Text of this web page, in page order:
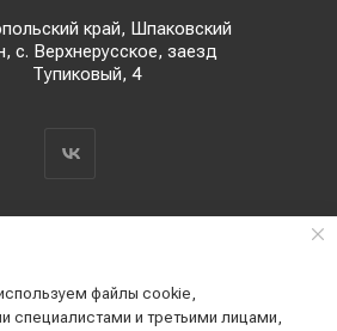
край, Шпаковский
с. Верхнерусское, заезд
Тупиковый, 4
файлы cookie,
специалистами и третьими лицами,